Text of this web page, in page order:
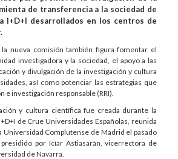
de transferencia a la sociedad de
I+D+I desarrollados en los centros de
nueva comisión también figura fomentar el
investigadora y la sociedad, el apoyo a las
y divulgación de la investigación y cultura
así como potenciar las estrategias que
e investigación responsable (RRI).
y cultura científica fue creada durante la
de Crue Universidades Españolas, reunida
Universidad Complutense de Madrid el pasado
por Icíar Astiasarán, vicerrectora de
de Navarra.